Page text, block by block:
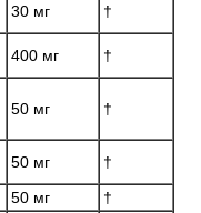
30 мг
†
400 мг
†
50 мг †
50 мг
†
50 мг
†